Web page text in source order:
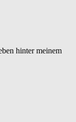
hinter meinem